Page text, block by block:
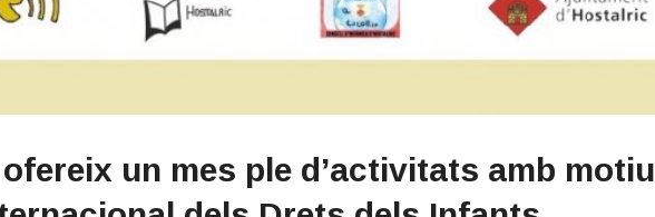
un mes ple d’activitats amb motiu